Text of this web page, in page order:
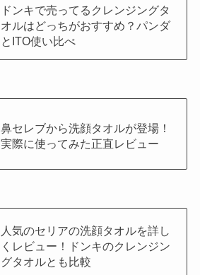
ドンキで売ってるクレンジングタ
オルはどっちがおすすめ？パンダ
とITO使い比べ
鼻セレブから洗顔タオルが登場！
実際に使ってみた正直レビュー
人気のセリアの洗顔タオルを詳し
くレビュー！ドンキのクレンジン
グタオルとも比較